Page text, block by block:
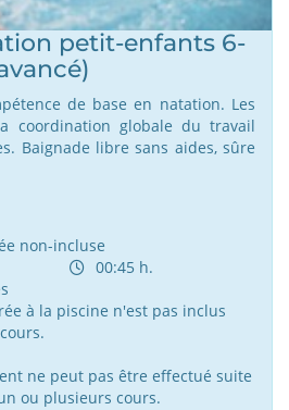
petit-enfants 6-
de base en natation. Les
coordination globale du travail
Baignade libre sans aides, sûre
non-incluse
00:45 h.
à la piscine n'est pas inclus
ne peut pas être effectué suite
ou plusieurs cours.